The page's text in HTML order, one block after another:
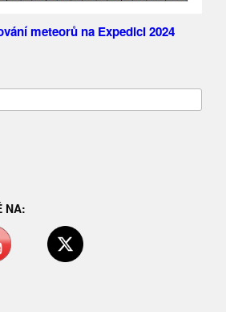
meteorů na Expedici 2024
NA: